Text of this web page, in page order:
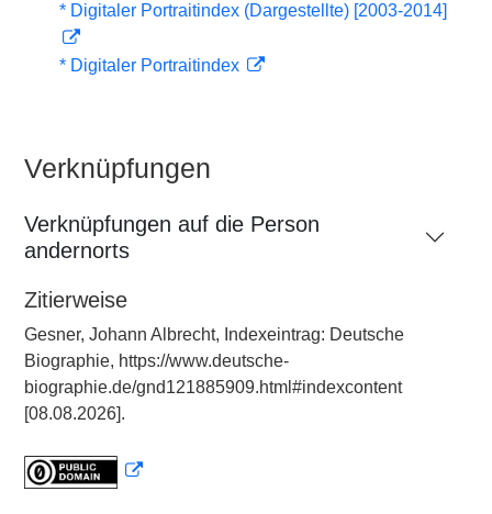
* Digitaler Portraitindex (Dargestellte) [2003-2014]
* Digitaler Portraitindex
Verknüpfungen
Verknüpfungen auf die Person
andernorts
Zitierweise
Gesner, Johann Albrecht, Indexeintrag: Deutsche
Biographie, https://www.deutsche-
biographie.de/gnd121885909.html#indexcontent
[08.08.2026].